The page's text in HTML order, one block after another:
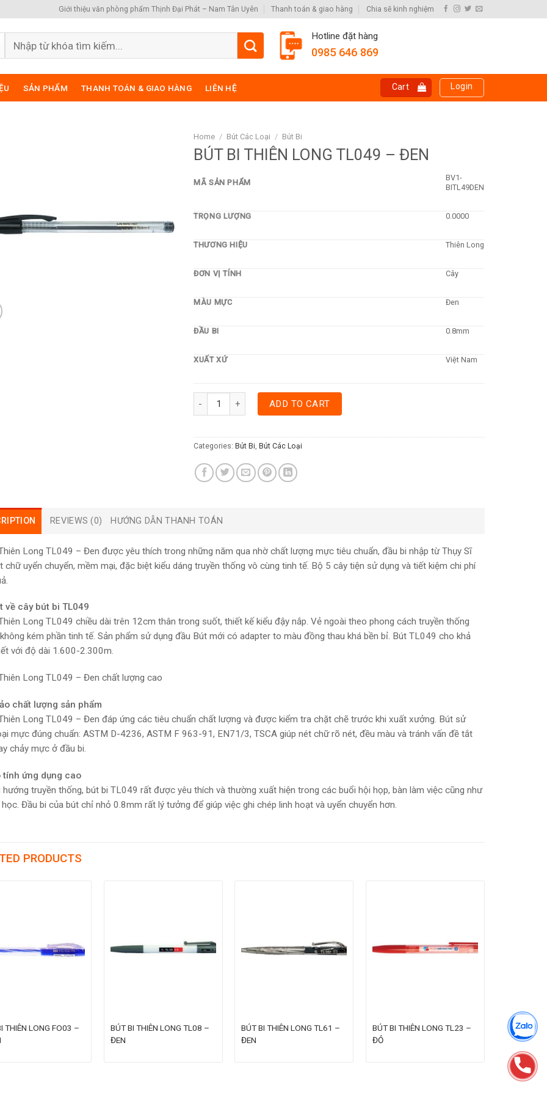
Giới thiệu văn phòng phẩm Thịnh Đại Phát – Nam Tân Uyên Thanh toán & giao hàng Chia sẽ kinh nghiệm
Search
Hotline đặt hàng
0985 646 869
SẢN PHẨM THANH TOÁN & GIAO HÀNG LIÊN HỆ Cart Login
Home / Bút Các Loại / Bút Bi
BÚT BI THIÊN LONG TL049 – ĐEN
MÃ SẢN PHẨM
BV1-
BITL49DEN
TRỌNG LƯỢNG 0.0000
THƯƠNG HIỆU Thiên Long
ĐƠN VỊ TÍNH Cây
MÀU MỰC Đen
ĐẦU BI 0.8mm
XUẤT XỨ Việt Nam
BÚT BI THIÊN LONG TL049 - ĐEN quantity
ADD TO CART
Categories: Bút Bi, Bút Các Loại
REVIEWS (0) HƯỚNG DẪN THANH TOÁN
Long TL049 – Đen được yêu thích trong những năm qua nhờ chất lượng mực tiêu chuẩn, đầu bi nhập từ Thụy Sĩ
chữ uyển chuyển, mềm mại, đặc biệt kiểu dáng truyền thống vô cùng tinh tế. Bộ 5 cây tiện sử dụng và tiết kiệm chi phí
về cây bút bi TL049
Long TL049 chiều dài trên 12cm thân trong suốt, thiết kế kiểu đậy nắp. Vẻ ngoài theo phong cách truyền thống
kém phần tinh tế. Sản phẩm sử dụng đầu Bút mới có adapter to màu đồng thau khá bền bỉ. Bút TL049 cho khả
với độ dài 1.600-2.300m.
Long TL049 – Đen chất lượng cao
chất lượng sản phẩm
Long TL049 – Đen đáp ứng các tiêu chuẩn chất lượng và được kiểm tra chặt chẽ trước khi xuất xưởng. Bút sử
mực đúng chuẩn: ASTM D-4236, ASTM F 963-91, EN71/3, TSCA giúp nét chữ rõ nét, đều màu và tránh vấn đề tắt
chảy mực ở đầu bi.
tính ứng dụng cao
hướng truyền thống, bút bi TL049 rất được yêu thích và thường xuất hiện trong các buổi hội họp, bàn làm việc cũng như
Đầu bi của bút chỉ nhỏ 0.8mm rất lý tưởng để giúp việc ghi chép linh hoạt và uyển chuyển hơn.
PRODUCTS
THIÊN LONG FO03 –
BÚT BI THIÊN LONG TL08 –
ĐEN
BÚT BI THIÊN LONG TL61 –
ĐEN
BÚT BI THIÊN LONG TL23 –
ĐỎ